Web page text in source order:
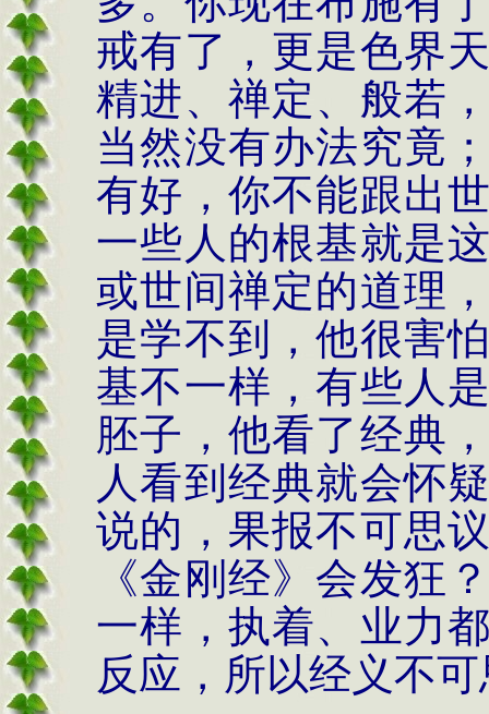
戒有了，更是色界
精进、禅定、般若
当然没有办法究竟
有好，你不能跟出
一些人的根基就是
或世间禅定的道理
是学不到，他很害
基不一样，有些人
胚子，他看了经典
人看到经典就会怀
说的，果报不可思
《金刚经》会发狂
一样，执着、业力
反应，所以经义不